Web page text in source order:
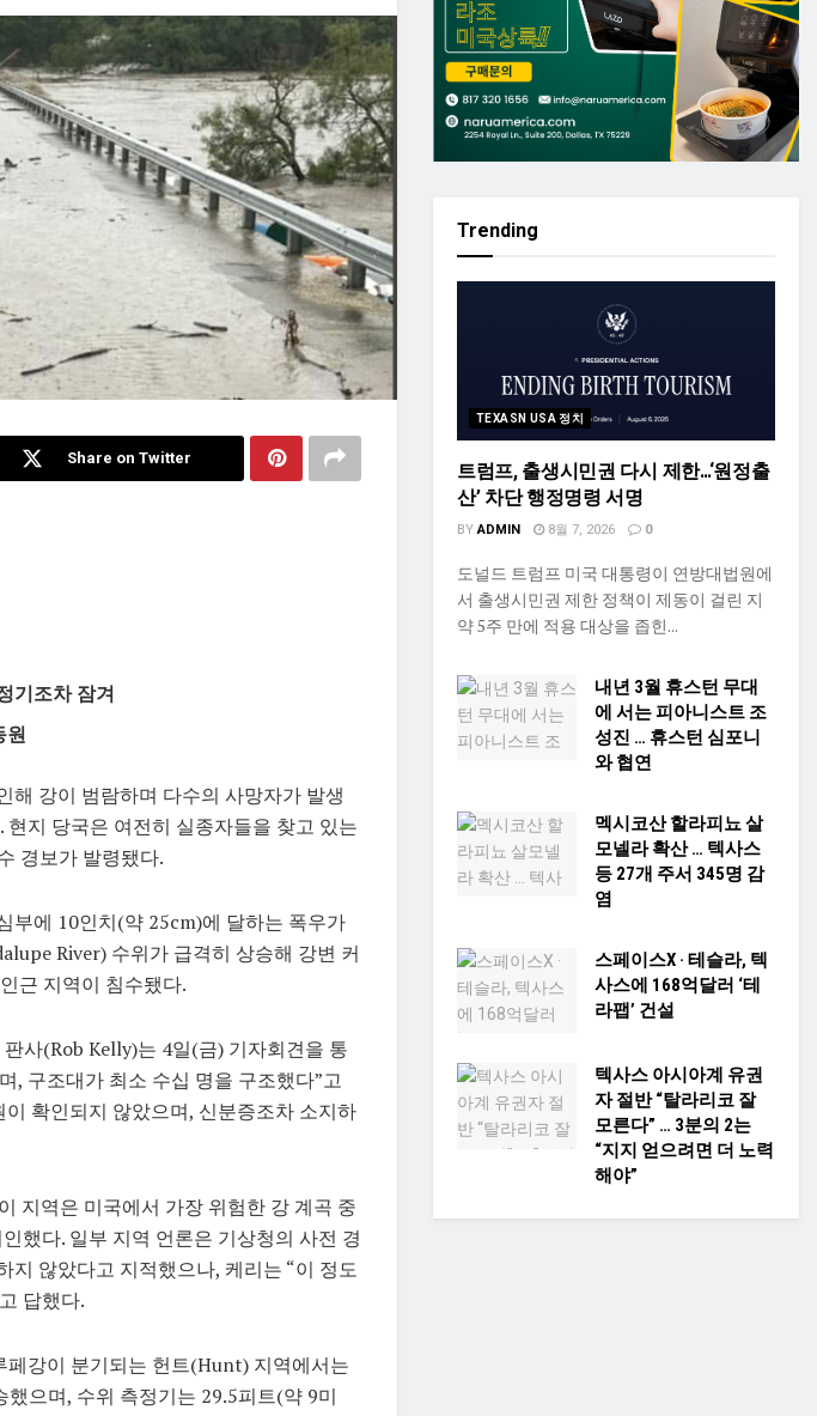
Share on Twitter
기조차 잠겨
원
해 강이 범람하며 다수의 사망자가 발생
지 당국은 여전히 실종자들을 찾고 있는
경보가 발령됐다.
부에 10인치(약 25cm)에 달하는 폭우가
River) 수위가 급격히 상승해 강변 커
근 지역이 침수됐다.
사(Rob Kelly)는 4일(금) 기자회견을 통
, 구조대가 최소 수십 명을 구조했다”고
확인되지 않았으며, 신분증조차 소지하
지역은 미국에서 가장 위험한 강 계곡 중
했다. 일부 지역 언론은 기상청의 사전 경
지 않았다고 지적했으나, 케리는 “이 정도
답했다.
강이 분기되는 헌트(Hunt) 지역에서는
으며, 수위 측정기는 29.5피트(약 9미
Trending
TEXASN USA 정치
트럼프, 출생시민권 다시 제한…‘원정출
산’ 차단 행정명령 서명
BY ADMIN 8월 7, 2026 0
도널드 트럼프 미국 대통령이 연방대법원에
서 출생시민권 제한 정책이 제동이 걸린 지
약 5주 만에 적용 대상을 좁힌...
내년 3월 휴스턴 무대
에 서는 피아니스트 조
성진 … 휴스턴 심포니
와 협연
멕시코산 할라피뇨 살
모넬라 확산 … 텍사스
등 27개 주서 345명 감
염
스페이스X · 테슬라, 텍
사스에 168억달러 ‘테
라팹’ 건설
텍사스 아시아계 유권
자 절반 “탈라리코 잘
모른다” … 3분의 2는
“지지 얻으려면 더 노력
해야”